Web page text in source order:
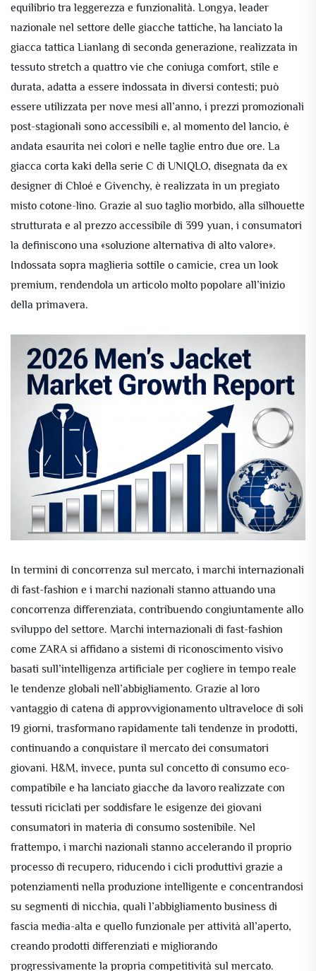
equilibrio tra leggerezza e funzionalità. Longya, leader
nazionale nel settore delle giacche tattiche, ha lanciato la
giacca tattica Lianlang di seconda generazione, realizzata in
tessuto stretch a quattro vie che coniuga comfort, stile e
durata, adatta a essere indossata in diversi contesti; può
essere utilizzata per nove mesi all’anno, i prezzi promozionali
post-stagionali sono accessibili e, al momento del lancio, è
andata esaurita nei colori e nelle taglie entro due ore. La
giacca corta kaki della serie C di UNIQLO, disegnata da ex
designer di Chloé e Givenchy, è realizzata in un pregiato
misto cotone-lino. Grazie al suo taglio morbido, alla silhouette
strutturata e al prezzo accessibile di 399 yuan, i consumatori
la definiscono una «soluzione alternativa di alto valore».
Indossata sopra maglieria sottile o camicie, crea un look
premium, rendendola un articolo molto popolare all’inizio
della primavera.
In termini di concorrenza sul mercato, i marchi internazionali
di fast-fashion e i marchi nazionali stanno attuando una
concorrenza differenziata, contribuendo congiuntamente allo
sviluppo del settore. Marchi internazionali di fast-fashion
come ZARA si affidano a sistemi di riconoscimento visivo
basati sull’intelligenza artificiale per cogliere in tempo reale
le tendenze globali nell’abbigliamento. Grazie al loro
vantaggio di catena di approvvigionamento ultraveloce di soli
19 giorni, trasformano rapidamente tali tendenze in prodotti,
continuando a conquistare il mercato dei consumatori
giovani. H&M, invece, punta sul concetto di consumo eco-
compatibile e ha lanciato giacche da lavoro realizzate con
tessuti riciclati per soddisfare le esigenze dei giovani
consumatori in materia di consumo sostenibile. Nel
frattempo, i marchi nazionali stanno accelerando il proprio
processo di recupero, riducendo i cicli produttivi grazie a
potenziamenti nella produzione intelligente e concentrandosi
su segmenti di nicchia, quali l’abbigliamento business di
fascia media-alta e quello funzionale per attività all’aperto,
creando prodotti differenziati e migliorando
progressivamente la propria competitività sul mercato.